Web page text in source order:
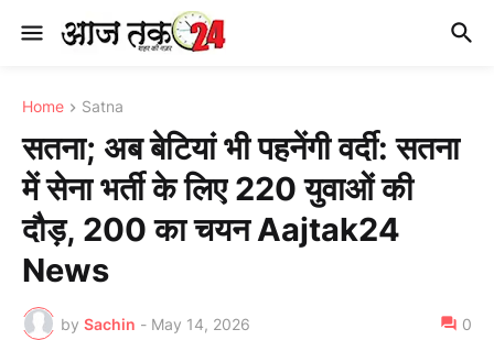
Home Satna
सतना; अब बेटियां भी पहनेंगी वर्दी: सतना
में सेना भर्ती के लिए 220 युवाओं की
दौड़, 200 का चयन Aajtak24
News
by Sachin - May 14, 2026 0